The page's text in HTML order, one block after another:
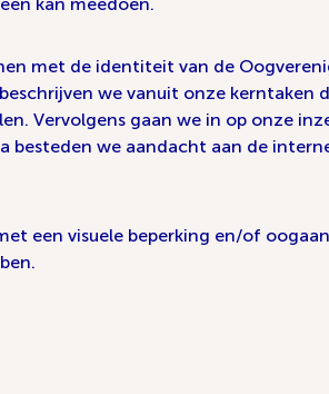
met de identiteit van de
we vanuit onze kerntaken
Vervolgens gaan we in op onze
besteden we aandacht aan de
een visuele beperking en/of